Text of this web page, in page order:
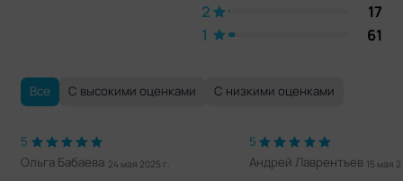
2
17
1
61
Все С высокими оценками С низкими оценками
5
Ольга Бабаева 24 мая 2025 г.
5
Андрей Лаврентьев 15 мая